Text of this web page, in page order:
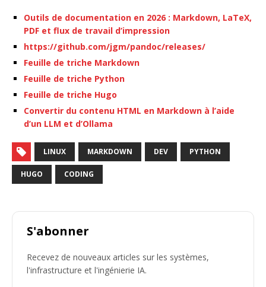
Outils de documentation en 2026 : Markdown, LaTeX,
PDF et flux de travail d’impression
https://github.com/jgm/pandoc/releases/
Feuille de triche Markdown
Feuille de triche Python
Feuille de triche Hugo
Convertir du contenu HTML en Markdown à l’aide
d’un LLM et d’Ollama
LINUX MARKDOWN DEV PYTHON
HUGO CODING
S'abonner
Recevez de nouveaux articles sur les systèmes,
l'infrastructure et l'ingénierie IA.